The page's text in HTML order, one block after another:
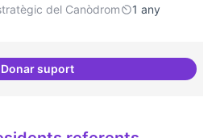
del Canòdrom
1 any
Donar suportTemes: Intel·ligència artificial